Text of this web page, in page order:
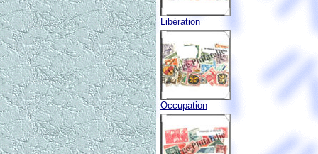
Libération
Occupation